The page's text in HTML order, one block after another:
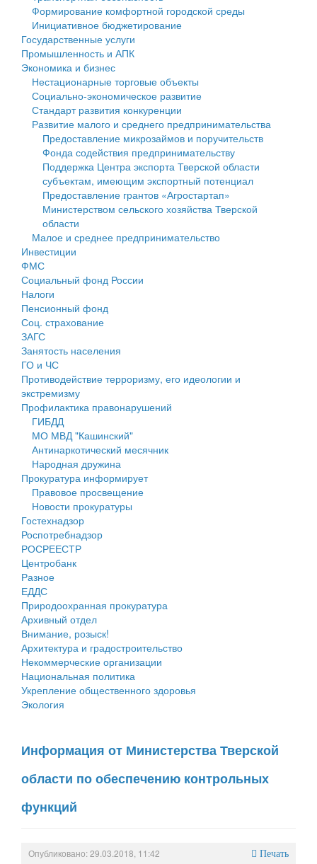
Государственные услуги
Промышленность и АПК
Экономика и бизнес
Символика
Устав
Гостям округа
Туризм
Культура
Образование
Здравоохранение
Социальная защита
Фотоальбом
муниципального округа Тверской области
Администрация Кашинского муниципального округа
Тверской области
Управление сельскими территориями
Открытые данные
Работа с обращениями граждан
Муниципальный контроль
Муниципальные услуги
Проекты административных регламентов
Антимонопольный комплаенс
Противодействие коррупции
Финансовое управление
Бюджет для граждан
Имущество
Выявление правообладателей ранее учтенных
объектов недвижимости
Имущественная поддержка субъектов малого и
среднего предпринимательства
Информационная поддержка субъектов малого и
среднего предпринимательства
Муниципальные программы
Контрольно-счетная палата
Персональные данные
Оценка регулирующего воздействия
Деятельность МУ
Нормативы градостроительного проектирования
Правила землепользования и застройки
Генеральные планы
Проекты планировки территории
Собрание депутатов
Городское поселение
Сельские поселения
Формирование комфортной городской среды
Инициативное бюджетирование
Государственные услуги
Промышленность и АПК
Экономика и бизнес
Нестационарные торговые объекты
Социально-экономическое развитие
Стандарт развития конкуренции
Развитие малого и среднего предпринимательства
Предоставление микрозаймов и поручительств
Фонда содействия предпринимательству
Поддержка Центра экспорта Тверской области
субъектам, имеющим экспортный потенциал
Предоставление грантов «Агростартап»
Министерством сельского хозяйства Тверской
области
Малое и среднее предпринимательство
Инвестиции
ФМС
Социальный фонд России
Налоги
Пенсионный фонд
Соц. страхование
ЗАГС
Занятость населения
ГО и ЧС
Противодействие терроризму, его идеологии и
экстремизму
Профилактика правонарушений
ГИБДД
МО МВД "Кашинский"
Антинаркотический месячник
Народная дружина
Прокуратура информирует
Правовое просвещение
Новости прокуратуры
Гостехнадзор
Роспотребнадзор
РОСРЕЕСТР
Центробанк
Разное
ЕДДС
Природоохранная прокуратура
Архивный отдел
Внимание, розыск!
Архитектура и градостроительство
Некоммерческие организации
Национальная политика
Укрепление общественного здоровья
Экология
Информация от Министерства Тверской
области по обеспечению контрольных
функций
Опубликовано: 29.03.2018, 11:42 Печать